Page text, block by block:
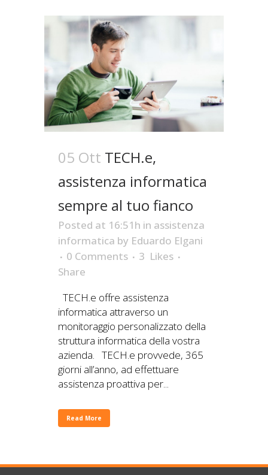
05 Ott TECH.e,
assistenza informatica
sempre al tuo fianco
Posted at 16:51h in assistenza
informatica by Eduardo Elgani
0 Comments
3 Likes
Share
TECH.e offre assistenza
informatica attraverso un
monitoraggio personalizzato della
struttura informatica della vostra
azienda. TECH.e provvede, 365
giorni all’anno, ad effettuare
assistenza proattiva per...
Read More